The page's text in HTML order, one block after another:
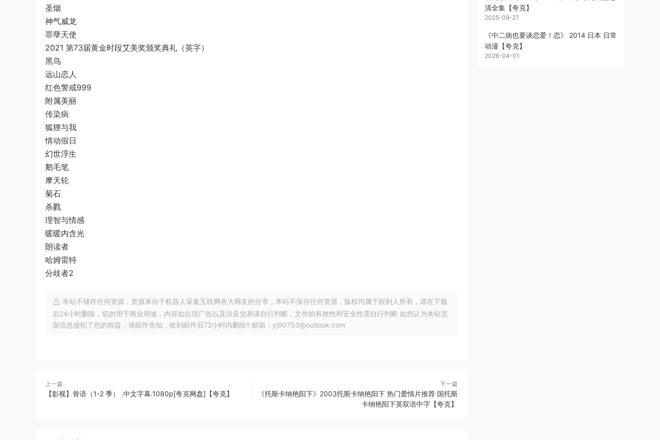
圣烟
神气威龙
罪孽天使
2021 第73届黄金时段艾美奖颁奖典礼（英字）
黑鸟
远山恋人
红色警戒999
附属美丽
传染病
狐狸与我
情动假日
幻世浮生
鹅毛笔
摩天轮
菊石
杀戮
理智与情感
暖暖内含光
朗读者
哈姆雷特
分歧者2
本站不储存任何资源，资源来自于机器人采集互联网各大网友的分享，本站不保存任何资源，版权均属于权利人所有，请在下载
后24小时删除，切勿用于商业用途，内容如出现广告以及涉及交易请自行判断，文件的有效性和安全性需自行判断 如您认为本站页
面信息侵犯了您的权益，请邮件告知，收到邮件后72小时内删除!! 邮箱：yj90753@outlook.com
上一篇
【影视】骨语（1-2 季） .中文字幕.1080p[夸克网盘]【夸克】
下一篇
《托斯卡纳艳阳下》2003托斯卡纳艳阳下 热门爱情片推荐 国托斯
卡纳艳阳下英双语中字【夸克】
清全集【夸克】
2025-09-27
《中二病也要谈恋爱！恋》 2014 日本 日常
动漫【夸克】
2026-04-01